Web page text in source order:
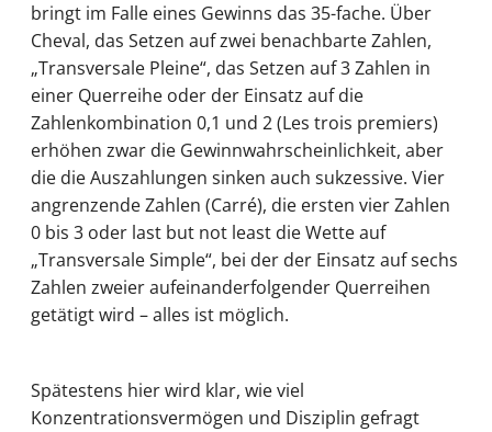
bringt im Falle eines Gewinns das 35-fache. Über
Cheval, das Setzen auf zwei benachbarte Zahlen,
„Transversale Pleine“, das Setzen auf 3 Zahlen in
einer Querreihe oder der Einsatz auf die
Zahlenkombination 0,1 und 2 (Les trois premiers)
erhöhen zwar die Gewinnwahrscheinlichkeit, aber
die die Auszahlungen sinken auch sukzessive. Vier
angrenzende Zahlen (Carré), die ersten vier Zahlen
0 bis 3 oder last but not least die Wette auf
„Transversale Simple“, bei der der Einsatz auf sechs
Zahlen zweier aufeinanderfolgender Querreihen
getätigt wird – alles ist möglich.
Spätestens hier wird klar, wie viel
Konzentrationsvermögen und Disziplin gefragt